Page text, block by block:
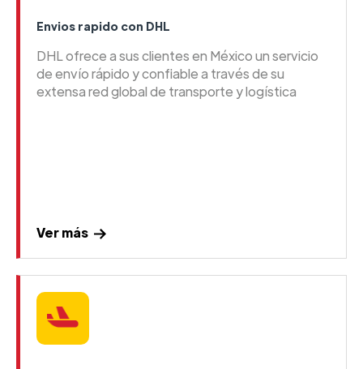
Envios rapido con DHL
DHL ofrece a sus clientes en México un servicio
de envío rápido y confiable a través de su
extensa red global de transporte y logística
Ver más